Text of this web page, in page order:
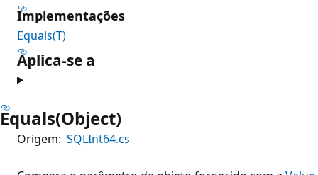
Implementações
Equals(T)
Aplica-se a
Equals(Object)
Origem: SQLInt64.cs